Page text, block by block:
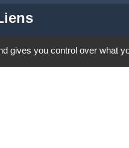
Nord
gives you control over what